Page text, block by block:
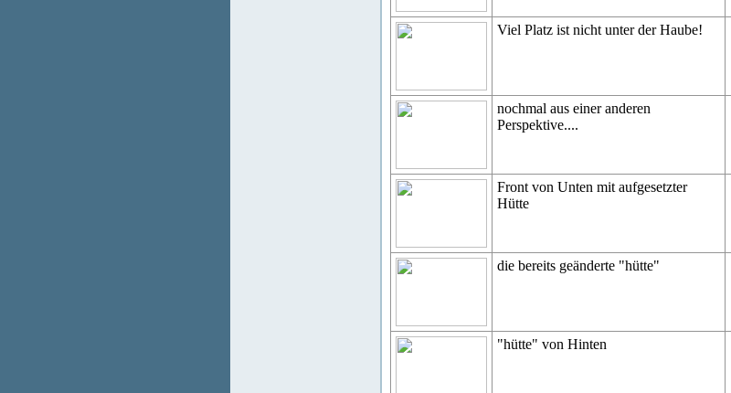
Viel Platz ist nicht unter der Haube!
nochmal aus einer anderen
Perspektive....
Front von Unten mit aufgesetzter
Hütte
die bereits geänderte "hütte"
"hütte" von Hinten